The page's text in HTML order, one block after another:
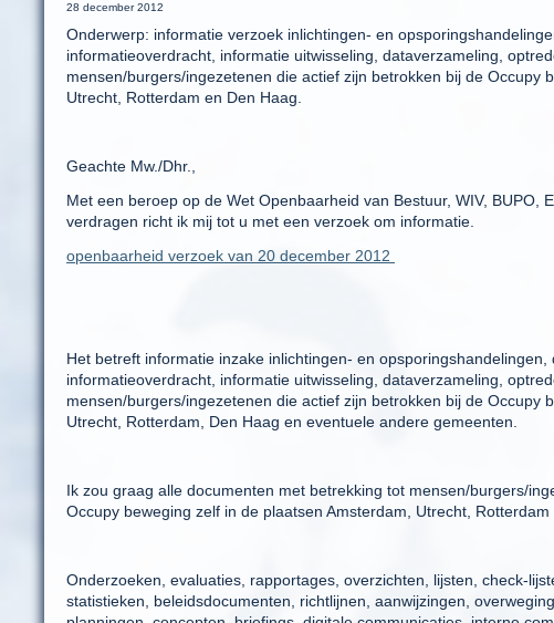
28 december 2012
Onderwerp: informatie verzoek inlichtingen- en
informatieoverdracht, informatie uitwisseling, dataverzameling,
mensen/burgers/ingezetenen die actief zijn betrokken bij de Occupy
Utrecht, Rotterdam en Den Haag.
Geachte Mw./Dhr.,
Met een beroep op de Wet Openbaarheid van Bestuur, WIV,
verdragen richt ik mij tot u met een verzoek om informatie.
openbaarheid verzoek van 20 december 2012
Het betreft informatie inzake inlichtingen- en opsporingshandelingen,
informatieoverdracht, informatie uitwisseling, dataverzameling,
mensen/burgers/ingezetenen die actief zijn betrokken bij de Occupy
Utrecht, Rotterdam, Den Haag en eventuele andere gemeenten.
Ik zou graag alle documenten met betrekking tot mensen/burgers/
Occupy beweging zelf in de plaatsen Amsterdam, Utrecht,
Onderzoeken, evaluaties, rapportages, overzichten, lijsten, check-
statistieken, beleidsdocumenten, richtlijnen, aanwijzingen,